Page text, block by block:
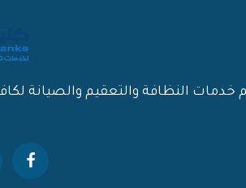
النظافة والتعقيم والصيانة